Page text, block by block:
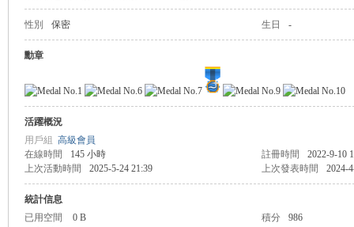
性別 保密 生日 -
勳章
活躍概況
用戶組 高級會員
在線時間
145 小時 註冊時間
2022-9-10
上次活動時間
2025-5-24 21:39 上次發表時間 2024-
統計信息
已用空間
0 B 積分
986